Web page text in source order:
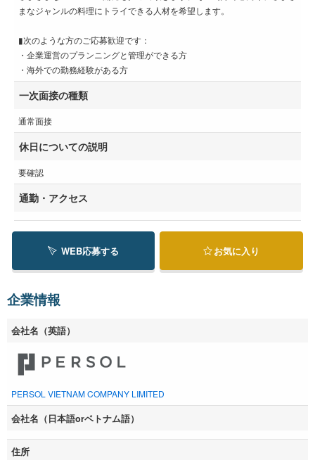
まなジャンルの料理にトライできる人材を希望します。
▮次のような方のご応募歓迎です：
・企業運営のプランニングと管理ができる方
・海外での勤務経験がある方
一次面接の種類
通常面接
休日についての説明
要確認
通勤・アクセス
WEB応募する お気に入り
企業情報
会社名（英語）
PERSOL VIETNAM COMPANY LIMITED
会社名（日本語orベトナム語）
住所